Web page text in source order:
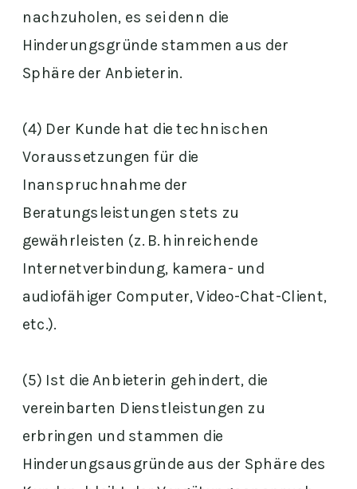
nachzuholen, es sei denn die
Hinderungsgründe stammen aus der
Sphäre der Anbieterin.
(4) Der Kunde hat die technischen
Voraussetzungen für die
Inanspruchnahme der
Beratungsleistungen stets zu
gewährleisten (z. B. hinreichende
Internetverbindung, kamera- und
audiofähiger Computer, Video-Chat-Client,
etc.).
(5) Ist die Anbieterin gehindert, die
vereinbarten Dienstleistungen zu
erbringen und stammen die
Hinderungsausgründe aus der Sphäre des